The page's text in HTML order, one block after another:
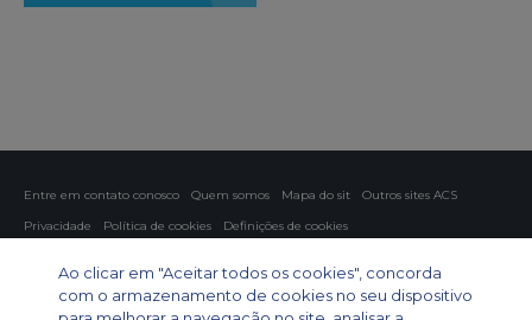
Entre em contato conosco Quem somos Mapa do sit
Outros sites ACS
Privacidade
Política de cookies
Definições de cookies
Guia de aeronaves
Ao clicar em "Aceitar todos os cookies", concorda
com o armazenamento de cookies no seu dispositivo